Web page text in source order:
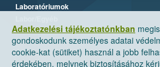
Adatkezelési tájékoztatónkban
gondoskodunk személyes adatai
cookie-kat (sütiket) használ a jobb
érdekében, melynek biztosításához
Laboratóriumok